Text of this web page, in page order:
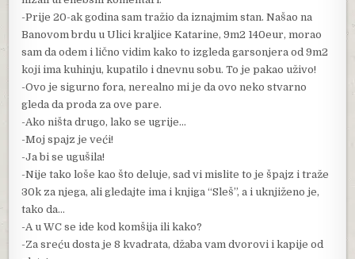
-Prije 20-ak godina sam tražio da iznajmim stan. Našao na
Banovom brdu u Ulici kraljice Katarine, 9m2 140eur, morao
sam da odem i lično vidim kako to izgleda garsonjera od 9m2
koji ima kuhinju, kupatilo i dnevnu sobu. To je pakao uživo!
-Ovo je sigurno fora, nerealno mi je da ovo neko stvarno
gleda da proda za ove pare.
-Ako ništa drugo, lako se ugrije…
-Moj spajz je veći!
-Ja bi se ugušila!
-Nije tako loše kao što deluje, sad vi mislite to je špajz i traže
30k za njega, ali gledajte ima i knjiga “Sleš”, a i uknjiženo je,
tako da…
-A u WC se ide kod komšija ili kako?
-Za sreću dosta je 8 kvadrata, džaba vam dvorovi i kapije od